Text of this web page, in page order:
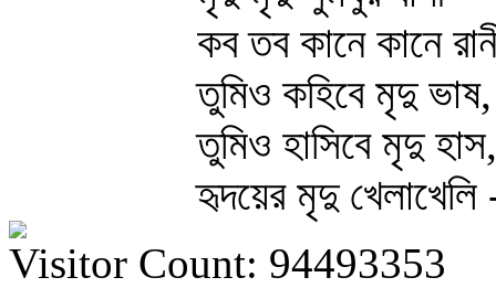
কব তব কানে কানে
তুমিও কহিবে মৃদু ভাষ,
তুমিও হাসিবে মৃদু
হৃদয়ের মৃদু খেলাখেলি
Visitor Count: 94493353